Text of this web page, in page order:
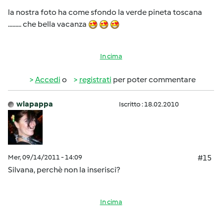
la nostra foto ha come sfondo la verde pineta toscana
......... che bella vacanza
In cima
Accedi o registrati per poter commentare
wlapappa Iscritto : 18.02.2010
Mer, 09/14/2011 - 14:09
#15
Silvana, perchè non la inserisci?
In cima